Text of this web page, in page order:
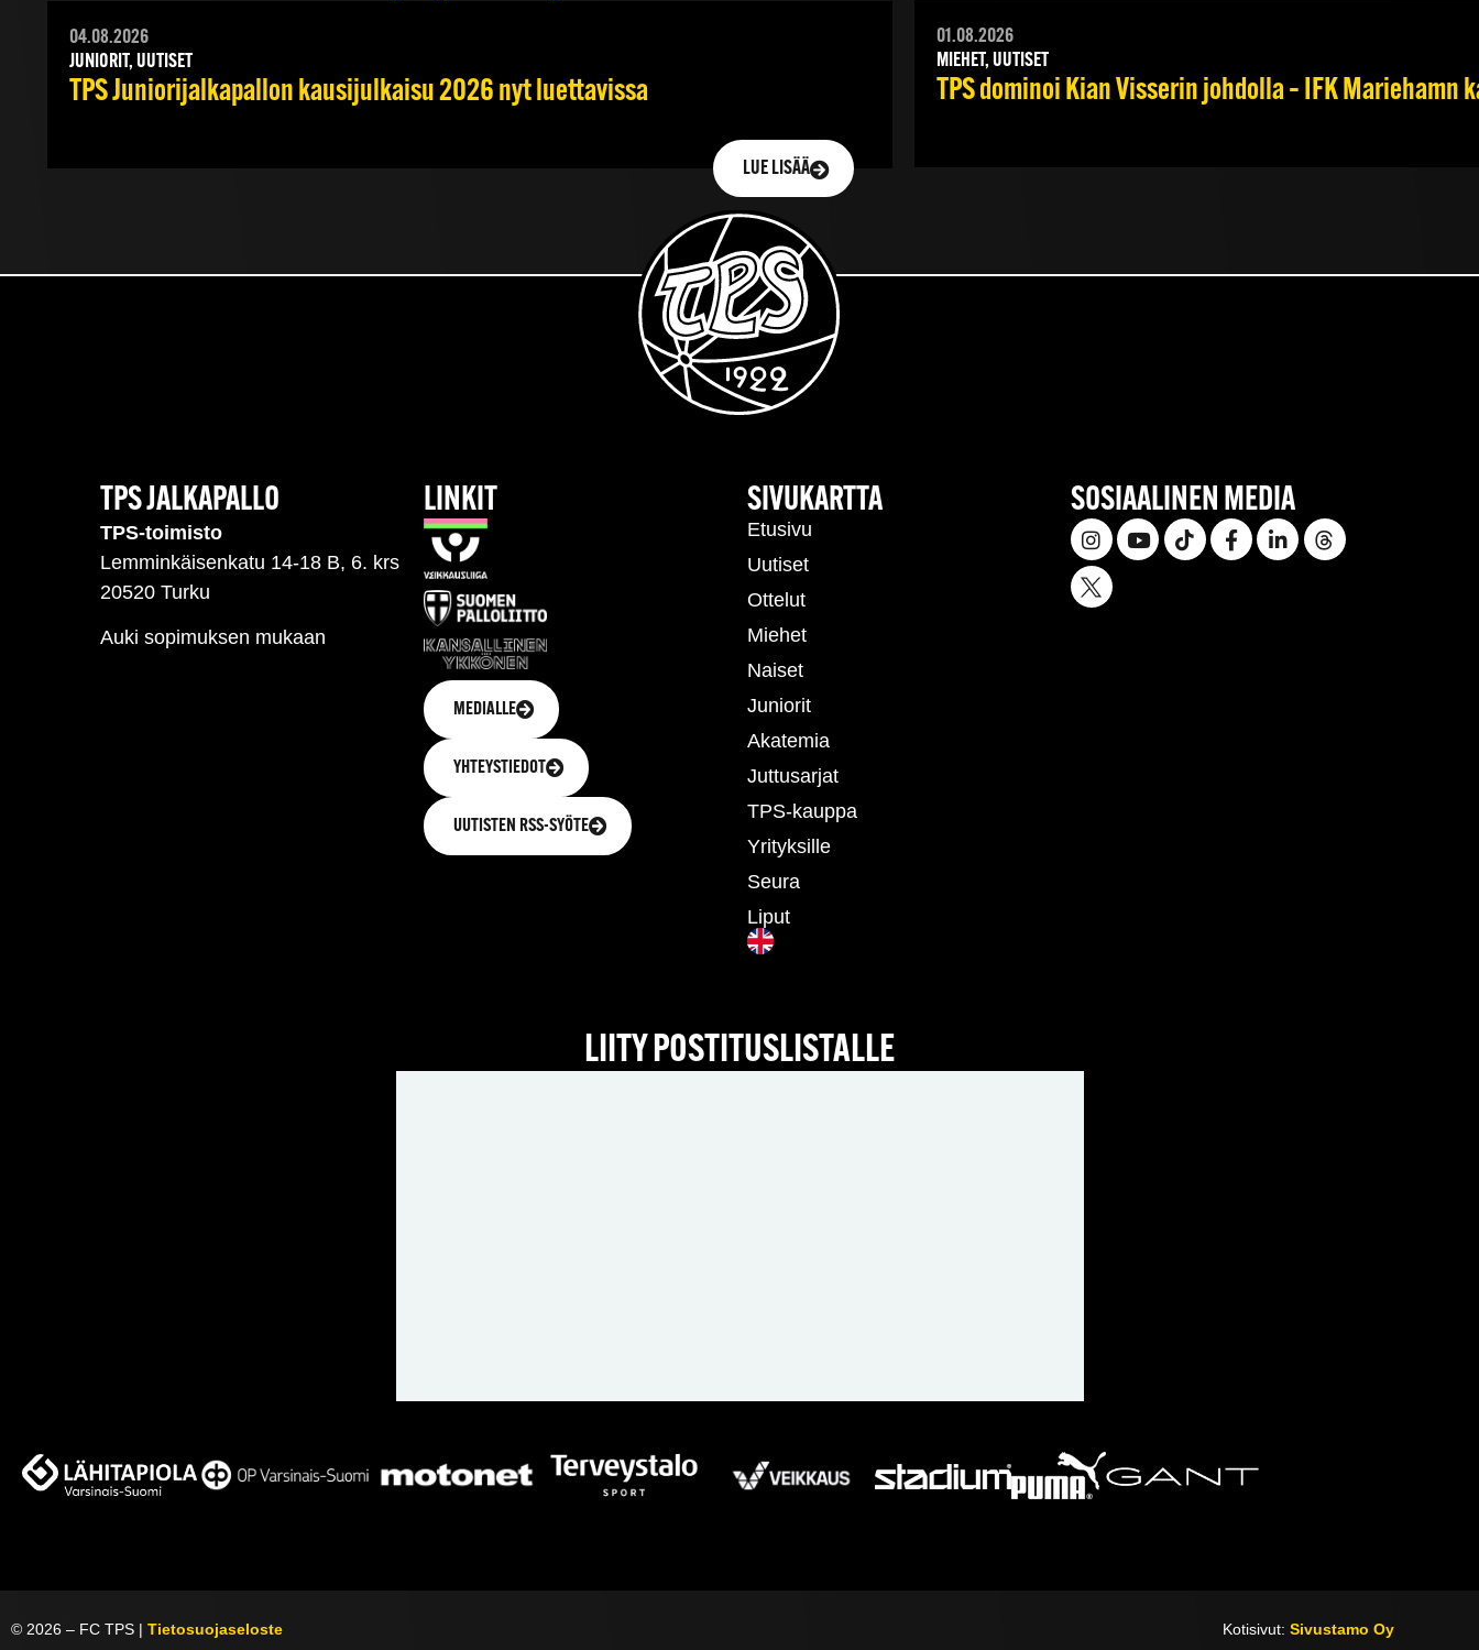
04.08.2026
JUNIORIT, UUTISET
TPS Juniorijalkapallon kausijulkaisu 2026 nyt luettavissa
LUE LISÄÄ
01.08.2026
MIEHET, UUTISET
TPS dominoi Kian Visserin johdolla – IFK Mariehamn
TPS JALKAPALLO
TPS-toimisto
Lemminkäisenkatu 14-18 B, 6. krs
20520 Turku
Auki sopimuksen mukaan
LINKIT
MEDIALLE
YHTEYSTIEDOT
UUTISTEN RSS-SYÖTE
SIVUKARTTA
Etusivu
Uutiset
Ottelut
Miehet
Naiset
Juniorit
Akatemia
Juttusarjat
TPS-kauppa
Yrityksille
Seura
Liput
SOSIAALINEN MEDIA
LIITY POSTITUSLISTALLE
© 2026 – FC TPS | Tietosuojaseloste Kotisivut: Sivustamo Oy